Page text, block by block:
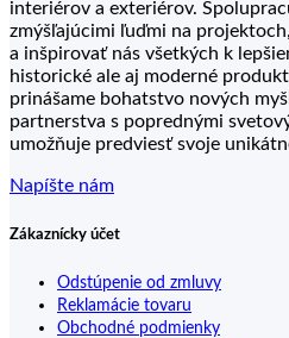
interiérov a exteriérov.
zmýšľajúcimi ľuďmi na
a inšpirovať nás všetkých k
historické ale aj moderné
prinášame bohatstvo nových
partnerstva s poprednými
umožňuje predviesť svoje
Napíšte nám
Zákaznícky účet
Odstúpenie od zmluvy
Reklamácie tovaru
Obchodné podmienky